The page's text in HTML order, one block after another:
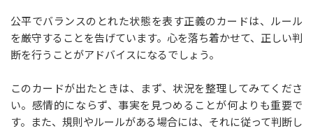
公平でバランスのとれた状態を表す正義のカードは、ルール
を厳守することを告げています。心を落ち着かせて、正しい判
断を行うことがアドバイスになるでしょう。
このカードが出たときは、まず、状況を整理してみてくださ
い。感情的にならず、事実を見つめることが何よりも重要で
す。また、規則やルールがある場合には、それに従って判断し